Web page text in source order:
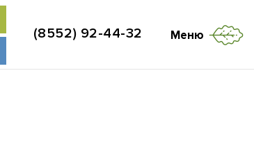
(8552) 92-44-32 Меню